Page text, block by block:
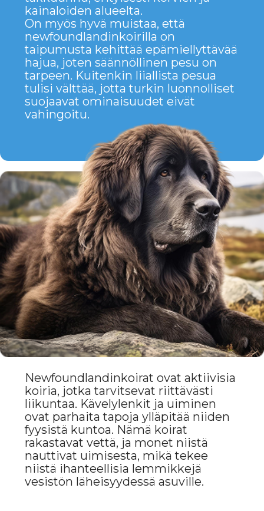
NEWFOUNDLAND —
Tämä on koira, joka, huolimatta
vaikuttavasta koosta, omaa
rauhallisen ja tasapainoisen
luonteen ja on erinomainen
ystävä koko perheelle. Ne
sopivat täydellisesti niille, jotka
etsivät uskollista, luotettavaa ja
huolehtivaa lemmikkiä.
Kuitenkin, jotta
newfoundlandinkoirasta tulisi
onnellinen ja terve, on tärkeää
huolehtia sen asianmukaisesta
hoidosta, liikunnasta ja
terveydestä.